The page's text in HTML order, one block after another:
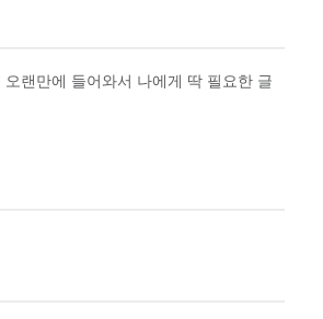
랜만에 들어와서 나에게 딱 필요한 글